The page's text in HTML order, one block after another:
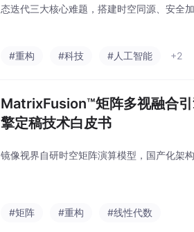
态迭代三大核心难题，搭建时空同源、安全
#重构 #科技 #人工智能 +2
MatrixFusion™矩阵多视融合
擎定稿技术白皮书
镜像视界自研时空矩阵演算模型，国产化架
#矩阵 #重构 #线性代数